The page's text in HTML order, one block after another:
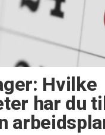
Hvilke
har du